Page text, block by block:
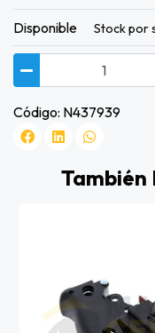
Disponible Stock por
Código: N437939